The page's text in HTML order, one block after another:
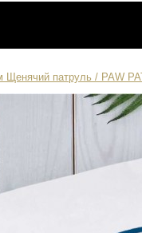
Щенячий патруль / PAW